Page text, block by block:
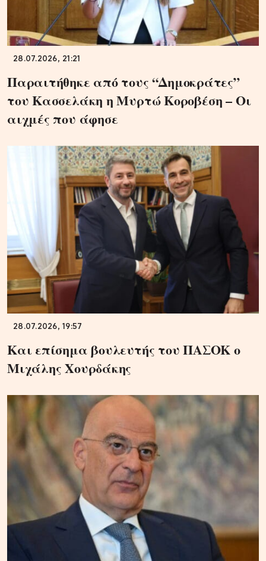
28.07.2026, 21:21
Παραιτήθηκε από τους “Δημοκράτες”
του Κασσελάκη η Μυρτώ Κοροβέση – Οι
αιχμές που άφησε
28.07.2026, 19:57
Και επίσημα βουλευτής του ΠΑΣΟΚ ο
Μιχάλης Χουρδάκης